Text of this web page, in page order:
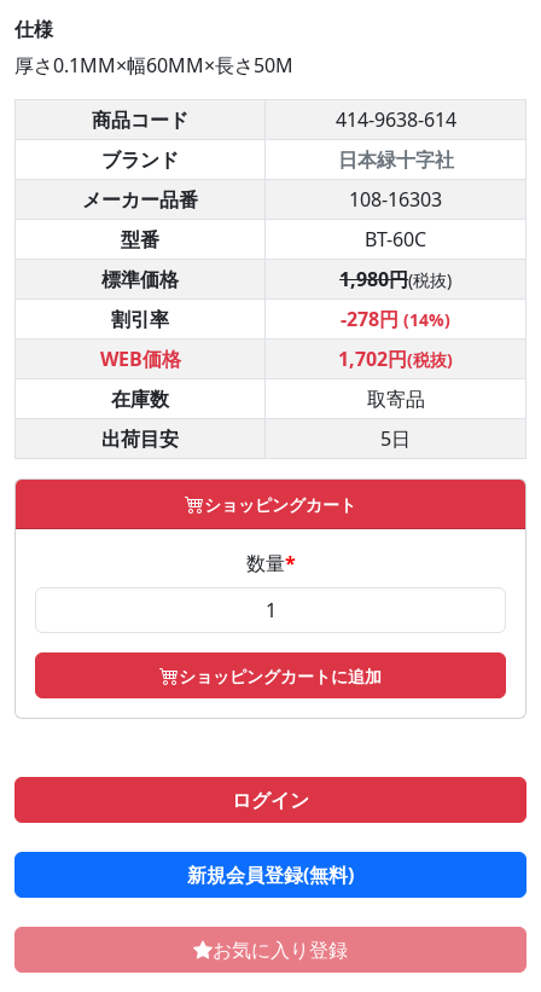
仕様
厚さ0.1MM×幅60MM×長さ50M
商品コード
414-9638-614
ブランド
日本緑十字社
メーカー品番
108-16303
型番
BT-60C
標準価格
1,980円(税抜)
割引率 -278円 (14%)
WEB価格 1,702円(税抜)
在庫数
取寄品
出荷目安
5日
ショッピングカート
数量*
ショッピングカートに追加
ログイン
新規会員登録(無料)
お気に入り登録